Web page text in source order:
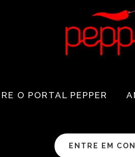
O PORTAL PEPPER
ENTRE EM